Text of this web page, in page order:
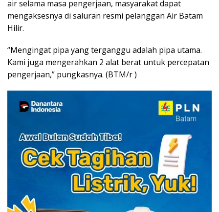
air selama masa pengerjaan, masyarakat dapat
mengaksesnya di saluran resmi pelanggan Air Batam
Hilir.
“Mengingat pipa yang terganggu adalah pipa utama.
Kami juga mengerahkan 2 alat berat untuk percepatan
pengerjaan,” pungkasnya. (BTM/r )